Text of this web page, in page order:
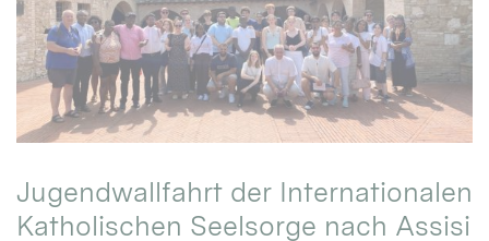
Jugendwallfahrt der Internationalen
Katholischen Seelsorge nach Assisi